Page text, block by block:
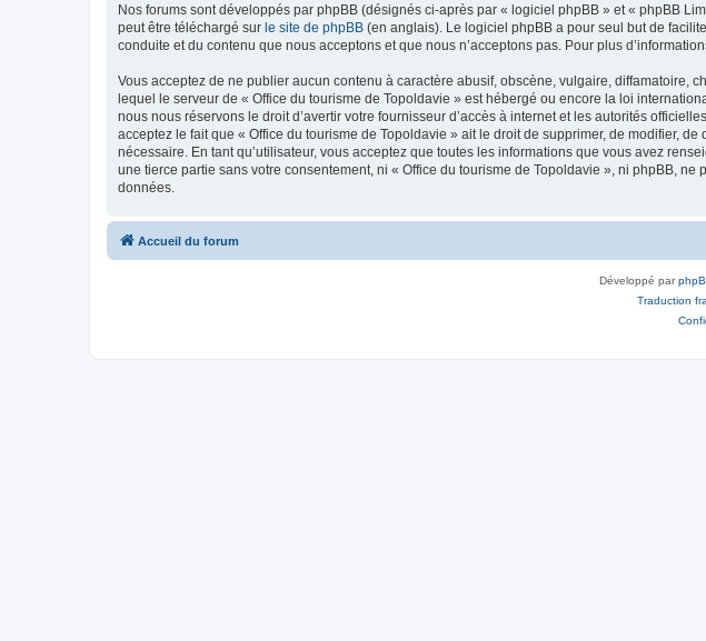
Nos forums sont développés par phpBB (désignés ci-après par « logiciel phpBB » et « phpBB
peut être téléchargé sur le site de phpBB (en anglais). Le logiciel phpBB a pour seul but de
conduite et du contenu que nous acceptons et que nous n’acceptons pas. Pour plus
Vous acceptez de ne publier aucun contenu à caractère abusif, obscène, vulgaire,
lequel le serveur de « Office du tourisme de Topoldavie » est hébergé ou encore la loi
nous nous réservons le droit d’avertir votre fournisseur d’accès à internet et les autorités
acceptez le fait que « Office du tourisme de Topoldavie » ait le droit de supprimer, de modifier,
nécessaire. En tant qu’utilisateur, vous acceptez que toutes les informations que vous avez
une tierce partie sans votre consentement, ni « Office du tourisme de Topoldavie », ni phpBB,
données.
Accueil du forum
Développé par
Traduction